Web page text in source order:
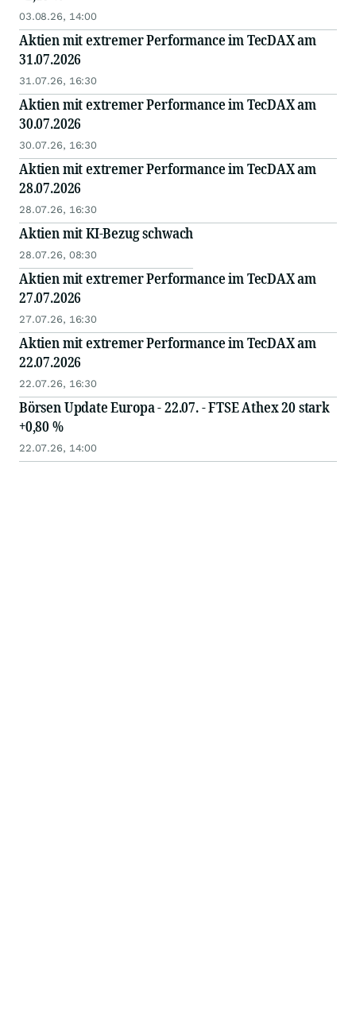
03.08.26, 14:00
Aktien mit extremer Performance im TecDAX am
31.07.2026
31.07.26, 16:30
Aktien mit extremer Performance im TecDAX am
30.07.2026
30.07.26, 16:30
Aktien mit extremer Performance im TecDAX am
28.07.2026
28.07.26, 16:30
Aktien mit KI-Bezug schwach
28.07.26, 08:30
Aktien mit extremer Performance im TecDAX am
27.07.2026
27.07.26, 16:30
Aktien mit extremer Performance im TecDAX am
22.07.2026
22.07.26, 16:30
Börsen Update Europa - 22.07. - FTSE Athex 20 stark
+0,80 %
22.07.26, 14:00